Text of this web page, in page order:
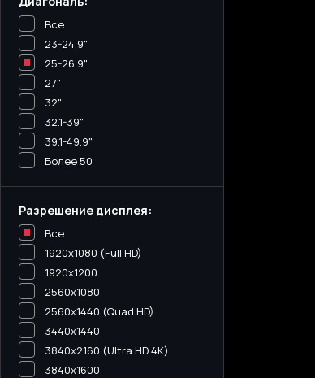
Все
23-24.9"
25-26.9"
27"
32"
32.1-39"
39.1-49.9"
Более 50
Разрешение дисплея:
Все
1920x1080 (Full HD)
1920x1200
2560x1080
2560x1440 (Quad HD)
3440х1440
3840x2160 (Ultra HD 4K)
3840x1600